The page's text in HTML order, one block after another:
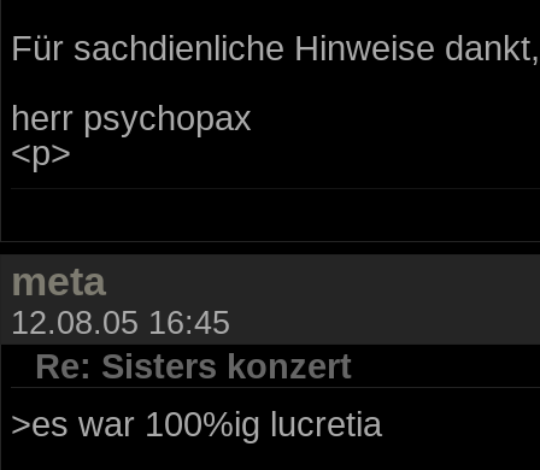
Für sachdienliche Hinweise dankt,
herr psychopax
<p>
meta
12.08.05 16:45
Re: Sisters konzert
>es war 100%ig lucretia